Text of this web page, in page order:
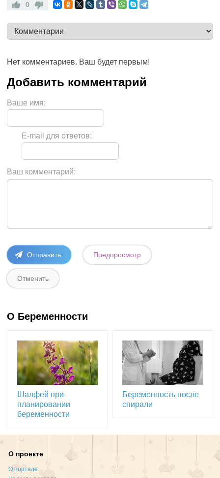
0
Нет комментариев. Ваш будет первым!
Ваше имя:
E-mail для ответов:
Ваш комментарий:
О Беременности
Шалфей при
планировании
беременности
Беременность после
спирали
О проекте
О портале